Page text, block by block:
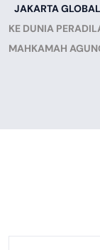
JAKARTA
KE DUNIA
MAHKAMAH